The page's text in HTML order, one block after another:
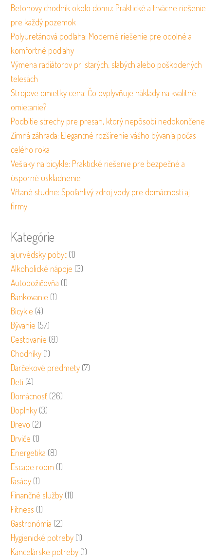
Betonovy chodnik okolo domu: Praktické a trvácne riešenie
pre každý pozemok
Polyuretánová podlaha: Moderné riešenie pre odolné a
komfortné podlahy
Výmena radiátorov pri starých, slabých alebo poškodených
telesách
Strojove omietky cena: Čo ovplyvňuje náklady na kvalitné
omietanie?
Podbitie strechy pre presah, ktorý nepôsobí nedokončene
Zimná záhrada: Elegantné rozšírenie vášho bývania počas
celého roka
Vešiaky na bicykle: Praktické riešenie pre bezpečné a
úsporné uskladnenie
Vŕtané studne: Spoľahlivý zdroj vody pre domácnosti aj
firmy
Kategórie
ajurvédsky pobyt (1)
Alkoholické nápoje (3)
Autopožičovňa (1)
Bankovanie (1)
Bicykle (4)
Bývanie (57)
Cestovanie (8)
Chodníky (1)
Darčekové predmety (7)
Deti (4)
Domácnosť (26)
Doplnky (3)
Drevo (2)
Drviče (1)
Energetika (8)
Escape room (1)
Fasády (1)
Finančné služby (11)
Fitness (1)
Gastronómia (2)
Hygienické potreby (1)
Kancelárske potreby (1)